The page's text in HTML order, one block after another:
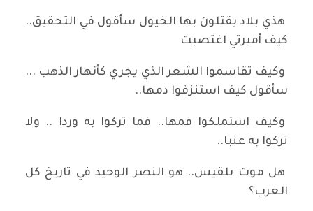
هذي بلاد يقتلون بها الخيول سأقول في التحقيق..
كيف أميرتي اغتصبت
وكيف تقاسموا الشعر الذي يجري كأنهار الذهب ...
سأقول كيف استنزفوا دمها..
وكيف استملكوا فمها.. فما تركوا به وردا .. ولا
تركوا به عنبا..
هل موت بلقيس.. هو النصر الوحيد في تاريخ كل
العرب؟